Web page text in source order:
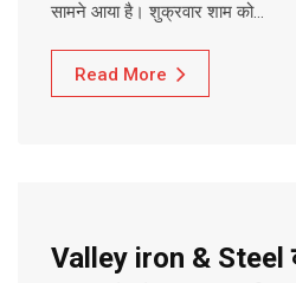
सामने आया है। शुक्रवार शाम को…
Read More
Valley iron &